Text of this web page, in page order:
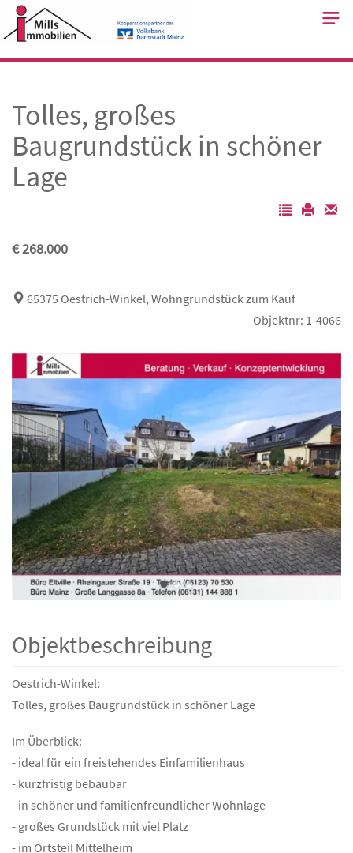
Skip
to
Tolles, großes
Baugrundstück in schöner
Lage
€ 268.000
65375 Oestrich-Winkel, Wohngrundstück zum Kauf
Objektnr: 1-4066
Objektbeschreibung
Oestrich-Winkel:
Tolles, großes Baugrundstück in schöner Lage
Im Überblick:
- ideal für ein freistehendes Einfamilienhaus
- kurzfristig bebaubar
- in schöner und familienfreundlicher Wohnlage
- großes Grundstück mit viel Platz
- im Ortsteil Mittelheim